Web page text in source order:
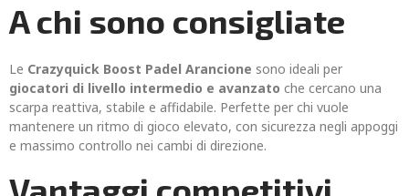
A chi sono consigliate
Le Crazyquick Boost Padel Arancione sono ideali per
giocatori di livello intermedio e avanzato che cercano una
scarpa reattiva, stabile e affidabile. Perfette per chi vuole
mantenere un ritmo di gioco elevato, con sicurezza negli appoggi
e massimo controllo nei cambi di direzione.